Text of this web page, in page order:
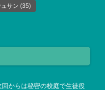
サン (35)
からは秘密の校庭で生徒役